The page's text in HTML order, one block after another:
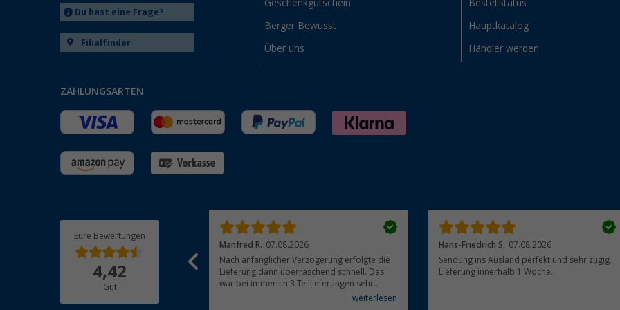
Du hast eine Frage?
Filialfinder
Geschenkgutschein
Berger Bewusst
Über uns
Bestellstatus
Hauptkatalog
Händler werden
ZAHLUNGSARTEN
Eure Bewertungen
4,42
Gut
Alles Bestens, Artikel funktioniert einwandfrei
Manfred R. 07.08.2026
Nach anfänglicher Verzögerung erfolgte die
Lieferung dann überraschend schnell. Das
war bei immerhin 3 Teillieferungen sehr
beachtlich und für mich erfreulich. Alleweiterlesen
Hans-Friedrich S. 07.08.2026
Sendung ins Ausland perfekt und sehr zügig.
Lieferung innerhalb 1 Woche.